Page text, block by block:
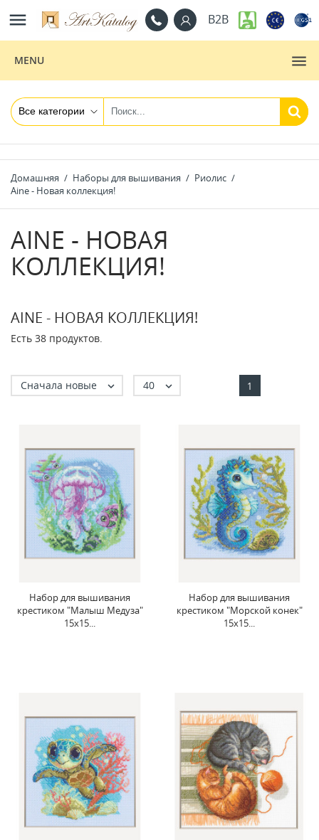
 B2B
MENU
Домашняя Наборы для вышивания
Риолис
Aine - Новая коллекция!
AINE - НОВАЯ
КОЛЛЕКЦИЯ!
AINE - НОВАЯ КОЛЛЕКЦИЯ!
Есть 38 продуктов.
Сначала новые  40  1
Набор для вышивания
крестиком "Малыш Медуза"
15x15...
Набор для вышивания
крестиком "Морской конек"
15x15...